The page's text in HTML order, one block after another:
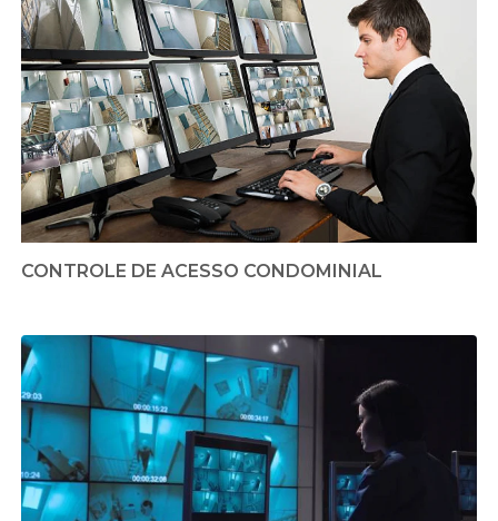
CONTROLE DE ACESSO CONDOMINIAL